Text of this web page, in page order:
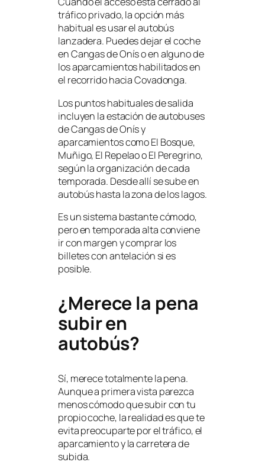
tráfico privado, la opción más
habitual es usar el autobús
lanzadera. Puedes dejar el coche
en Cangas de Onís o en alguno de
los aparcamientos habilitados en
el recorrido hacia Covadonga.
Los puntos habituales de salida
incluyen la estación de autobuses
de Cangas de Onís y
aparcamientos como El Bosque,
Muñigo, El Repelao o El Peregrino,
según la organización de cada
temporada. Desde allí se sube en
autobús hasta la zona de los lagos.
Es un sistema bastante cómodo,
pero en temporada alta conviene
ir con margen y comprar los
billetes con antelación si es
posible.
¿Merece la pena
subir en
autobús?
Sí, merece totalmente la pena.
Aunque a primera vista parezca
menos cómodo que subir con tu
propio coche, la realidad es que te
evita preocuparte por el tráfico, el
aparcamiento y la carretera de
subida.